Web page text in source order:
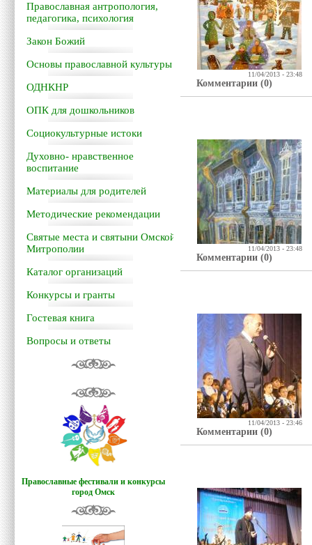
Православная антропология,
педагогика, психология
Закон Божий
Основы православной культуры
ОДНКНР
ОПК для дошкольников
Социокультурные истоки
Духовно- нравственное
воспитание
Материалы для родителей
Методические рекомендации
Святые места и святыни Омской
Митрополии
Каталог организаций
Конкурсы и гранты
Гостевая книга
Вопросы и ответы
Православные фестивали и конкурсы
город Омск
11/04/2013 - 23:48
Комментарии (0)
11/04/2013 - 23:48
Комментарии (0)
11/04/2013 - 23:46
Комментарии (0)